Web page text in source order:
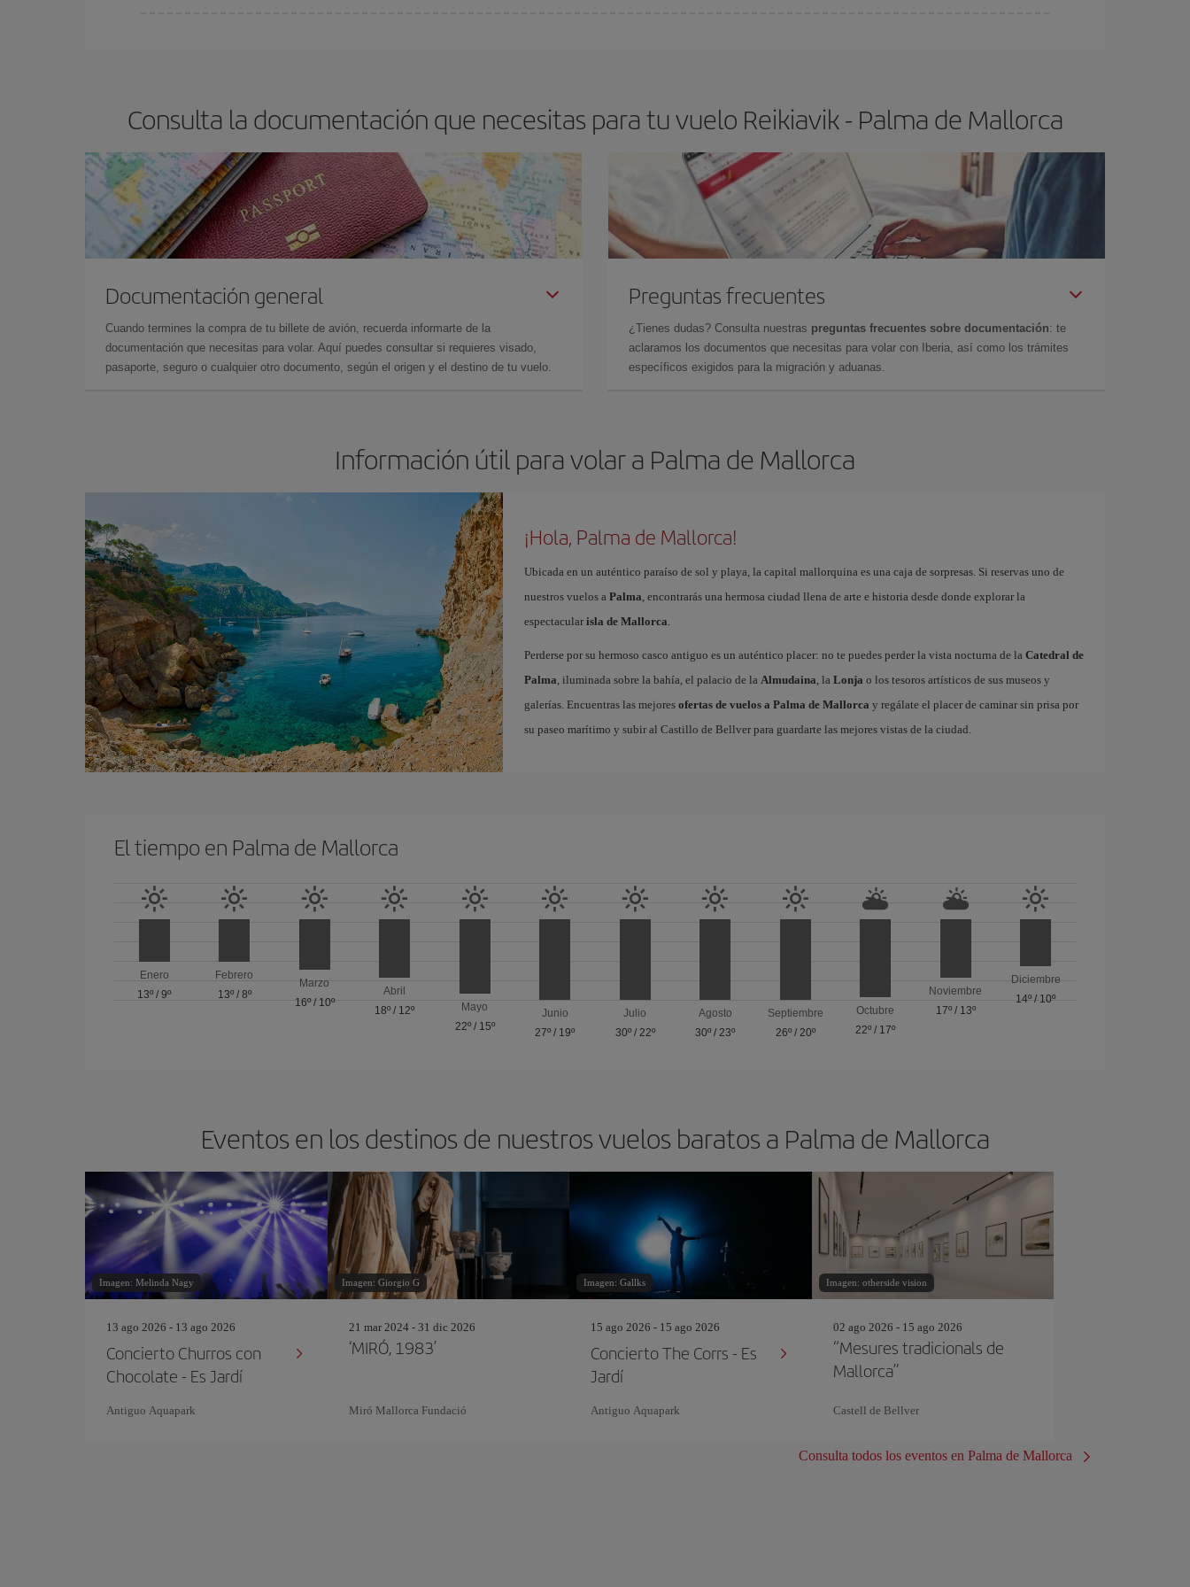
Consulta la documentación que necesitas para tu vuelo Reikiavik - Palma de Mallorca
Documentación general
Cuando termines la compra de tu billete de avión, recuerda informarte de la
documentación que necesitas para volar. Aquí puedes consultar si requieres visado,
pasaporte, seguro o cualquier otro documento, según el origen y el destino de tu vuelo.
Preguntas frecuentes
¿Tienes dudas? Consulta nuestras preguntas frecuentes sobre documentación: te
aclaramos los documentos que necesitas para volar con Iberia, así como los trámites
específicos exigidos para la migración y aduanas.
Información útil para volar a Palma de Mallorca
¡Hola, Palma de Mallorca!
Ubicada en un auténtico paraíso de sol y playa, la capital mallorquina es una caja de sorpresas. Si reservas uno de
nuestros vuelos a Palma, encontrarás una hermosa ciudad llena de arte e historia desde donde explorar la
espectacular isla de Mallorca.
Perderse por su hermoso casco antiguo es un auténtico placer: no te puedes perder la vista nocturna de la Catedral de
Palma, iluminada sobre la bahía, el palacio de la Almudaina, la Lonja o los tesoros artísticos de sus museos y
galerías. Encuentras las mejores ofertas de vuelos a Palma de Mallorca y regálate el placer de caminar sin prisa por
su paseo marítimo y subir al Castillo de Bellver para guardarte las mejores vistas de la ciudad.
El tiempo en Palma de Mallorca
Enero
13º /9º
Febrero
13º/ 8º
Marzo
16º/ 10º
Abril
18º / 12º
Mayo
22º/ 15º
Junio
27º / 19º
Julio
30º/ 22º
Agosto
30º /23º
Septiembre
26º/ 20º
Octubre
22º / 17º
Noviembre
17º/ 13º
Diciembre
14º / 10º
Eventos en los destinos de nuestros vuelos baratos a Palma de Mallorca
Imagen: Melinda Nagy
13 ago 2026 - 13 ago 2026
Concierto Churros con
Chocolate - Es Jardí
Antiguo Aquapark
Imagen: Giorgio G
21 mar 2024 - 31 dic 2026
‘MIRÓ, 1983’
Miró Mallorca Fundació
Imagen: Gallks
15 ago 2026 - 15 ago 2026
Concierto The Corrs - Es
Jardí
Antiguo Aquapark
Imagen: otherside vision
02 ago 2026 - 15 ago 2026
“Mesures tradicionals de
Mallorca”
Castell de Bellver
Consulta todos los eventos en Palma de Mallorca